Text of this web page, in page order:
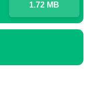
1.72 MB